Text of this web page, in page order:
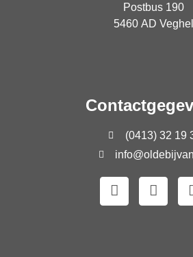
Postbus 190
5460 AD Veghel
(0413) 32 19